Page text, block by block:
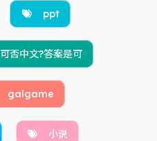
ppt
可否中文?答案是可
galgame
小说